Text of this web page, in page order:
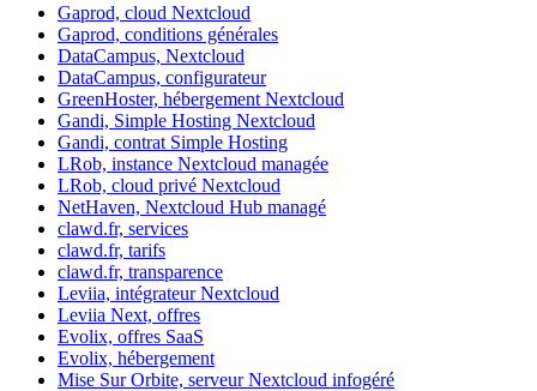
Gaprod, cloud Nextcloud
Gaprod, conditions générales
DataCampus, Nextcloud
DataCampus, configurateur
GreenHoster, hébergement Nextcloud
Gandi, Simple Hosting Nextcloud
Gandi, contrat Simple Hosting
LRob, instance Nextcloud managée
LRob, cloud privé Nextcloud
NetHaven, Nextcloud Hub managé
clawd.fr, services
clawd.fr, tarifs
clawd.fr, transparence
Leviia, intégrateur Nextcloud
Leviia Next, offres
Evolix, offres SaaS
Evolix, hébergement
Mise Sur Orbite, serveur Nextcloud infogéré